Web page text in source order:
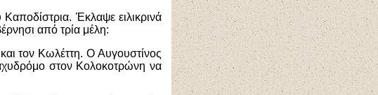
Έκλαψε ειλικρινά
από τρία μέλη:
τον Κωλέττη. Ο Αυγουστίνος
στον Κολοκοτρώνη να